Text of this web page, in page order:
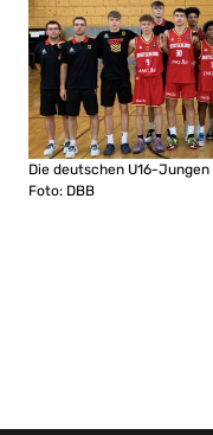
Die deutschen U16-
Foto: DBB